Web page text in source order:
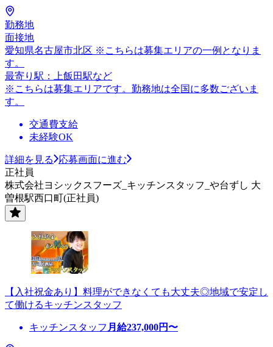
勤務地
面接地
愛知県名古屋市北区 ※こちらは募集エリアの一例となりま
す。
最寄り駅：上飯田駅など
※こちらは募集エリアです。勤務地は全国に多数ございま
す。
交通費支給
未経験OK
詳細を見る
応募画面に進む
正社員
株式会社ヨシックスフーズ_キッチンスタッフ_や台ずし 大
曽根駅西口町(正社員)
【入社祝金あり】料理ができなくても大丈夫◎地域で安定し
て働けるキッチンスタッフ
キッチンスタッフ 月給237,000円〜